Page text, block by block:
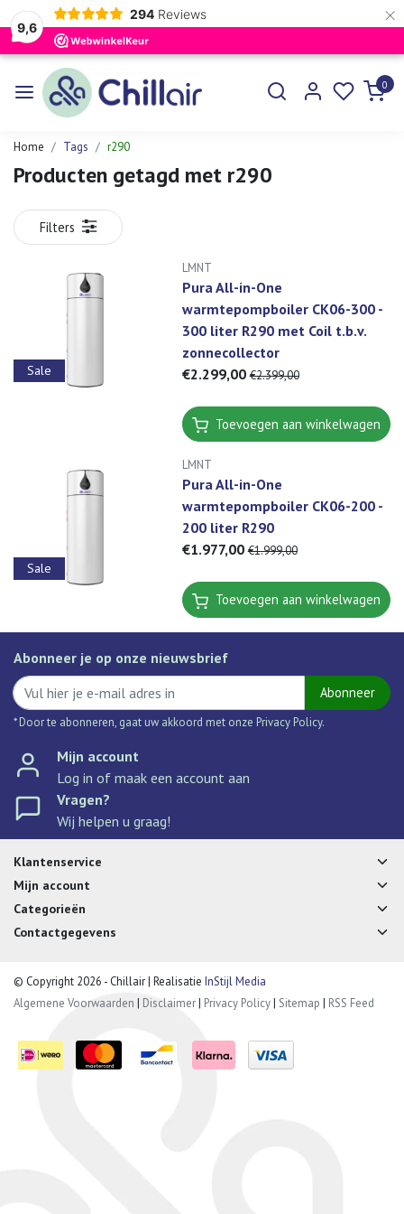
9,6
294 Reviews ×
0
Home Tags r290
Producten getagd met r290
Filters
Sale
LMNT
Pura All-in-One
warmtepompboiler CK06-300 -
300 liter R290 met Coil t.b.v.
zonnecollector
€2.299,00 €2.399,00
Toevoegen aan winkelwagen
Sale
LMNT
Pura All-in-One
warmtepompboiler CK06-200 -
200 liter R290
€1.977,00 €1.999,00
Toevoegen aan winkelwagen
Abonneer je op onze nieuwsbrief
Abonneer
* Door te abonneren, gaat uw akkoord met onze Privacy Policy.
Mijn account
Log in of maak een account aan
Vragen?
Wij helpen u graag!
Klantenservice
Mijn account
Categorieën
Contactgegevens
© Copyright 2026 - Chillair | Realisatie InStijl Media
Algemene Voorwaarden | Disclaimer| Privacy Policy| Sitemap | RSS Feed